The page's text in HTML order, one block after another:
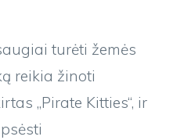
turėti žemės
reikia žinoti
„Pirate Kitties“, ir